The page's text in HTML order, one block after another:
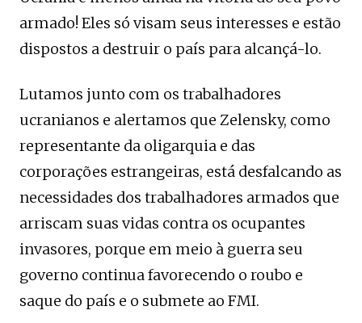
armado! Eles só visam seus interesses e estão
dispostos a destruir o país para alcançá-lo.
Lutamos junto com os trabalhadores
ucranianos e alertamos que Zelensky, como
representante da oligarquia e das
corporações estrangeiras, está desfalcando as
necessidades dos trabalhadores armados que
arriscam suas vidas contra os ocupantes
invasores, porque em meio à guerra seu
governo continua favorecendo o roubo e
saque do país e o submete ao FMI.